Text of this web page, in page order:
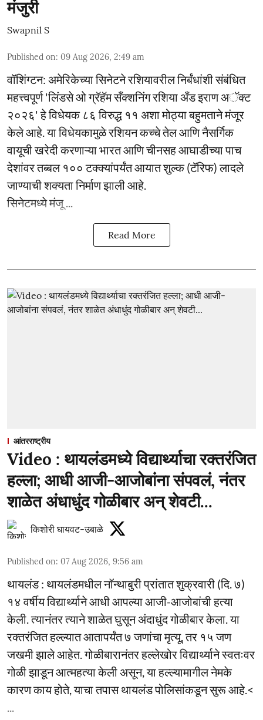
मंजुरी
Swapnil S
Published on: 09 Aug 2026, 2:49 am
वॉशिंग्टन: अमेरिकेच्या सिनेटने रशियावरील निर्बंधांशी संबंधित
महत्त्वपूर्ण 'लिंडसे ओ ग्रॅहॅम सँक्शनिंग रशिया अँड इराण अॅक्ट
२०२६' हे विधेयक ८६ विरुद्ध ११ अशा मोठ्या बहुमताने मंजूर
केले आहे. या विधेयकामुळे रशियन कच्चे तेल आणि नैसर्गिक
वायूची खरेदी करणाऱ्या भारत आणि चीनसह आघाडीच्या पाच
देशांवर तब्बल १०० टक्क्यांपर्यंत आयात शुल्क (टॅरिफ) लादले
जाण्याची शक्यता निर्माण झाली आहे.
सिनेटमध्ये मंजू ...
Read More
आंतरराष्ट्रीय
Video : थायलंडमध्ये विद्यार्थ्याचा रक्तरंजित
हल्ला; आधी आजी-आजोबांना संपवलं, नंतर
शाळेत अंधाधुंद गोळीबार अन् शेवटी...
किशोरी घायवट-उबाळे
Published on: 07 Aug 2026, 9:56 am
थायलंड : थायलंडमधील नॉन्थाबुरी प्रांतात शुक्रवारी (दि. ७)
१४ वर्षीय विद्यार्थ्याने आधी आपल्या आजी-आजोबांची हत्या
केली. त्यानंतर त्याने शाळेत घुसून अंदाधुंद गोळीबार केला. या
रक्तरंजित हल्ल्यात आतापर्यंत ७ जणांचा मृत्यू, तर १५ जण
जखमी झाले आहेत. गोळीबारानंतर हल्लेखोर विद्यार्थ्याने स्वतःवर
गोळी झाडून आत्महत्या केली असून, या हल्ल्यामागील नेमके
कारण काय होते, याचा तपास थायलंड पोलिसांकडून सुरू आहे.<
...